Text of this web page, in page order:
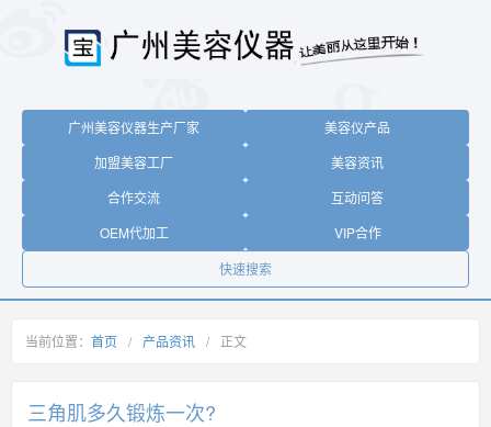
广州美容仪器生产厂家
美容仪产品
加盟美容工厂
美容资讯
合作交流
互动问答
OEM代加工
VIP合作
快速搜索
当前位置： 首页 / 产品资讯 / 正文
三角肌多久锻炼一次?